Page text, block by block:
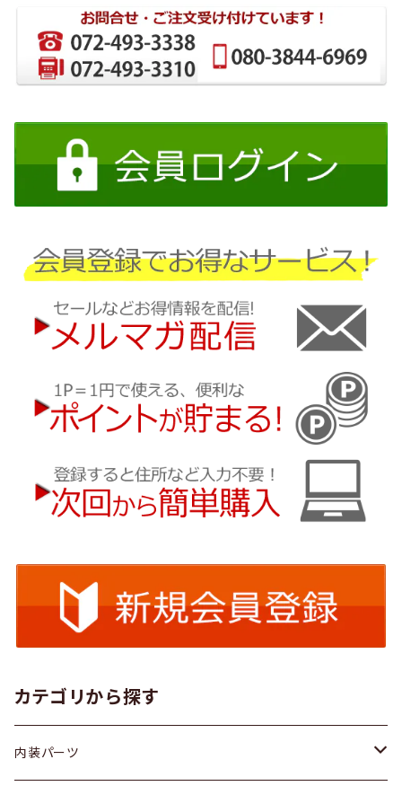
カテゴリから探す
内装パーツ